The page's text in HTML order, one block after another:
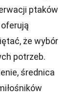
ptaków
że wybór
potrzeb.
średnica